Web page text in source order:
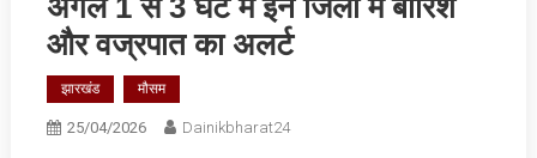
और वज्रपात का अलर्ट
झारखंड मौसम
25/04/2026 Dainikbharat24